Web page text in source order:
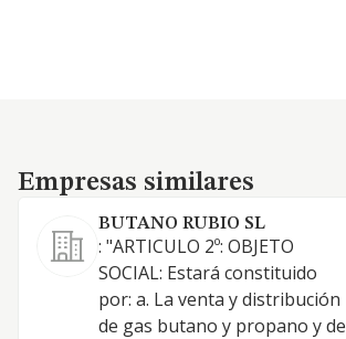
Empresas similares
Empresas similares
BUTANO RUBIO SL
: "ARTICULO 2º: OBJETO
SOCIAL: Estará constituido
por: a. La venta y distribución
de gas butano y propano y de